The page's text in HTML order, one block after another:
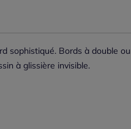
sophistiqué. Bords à double
à glissière invisible.